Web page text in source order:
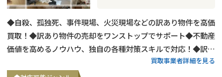
◆自殺、孤独死、事件現場、火災現場などの訳あり物件を高価
買取！◆訳あり物件の売却をワンストップでサポート◆不動産
価値を高めるノウハウ、独自の各種対策スキルで対応！◆訳あ
買取事業者詳細を見る
共有持分の売却でお悩みならこちら
営業時間外 （メール問合せなら24時間受付）
0120-543-357 メール